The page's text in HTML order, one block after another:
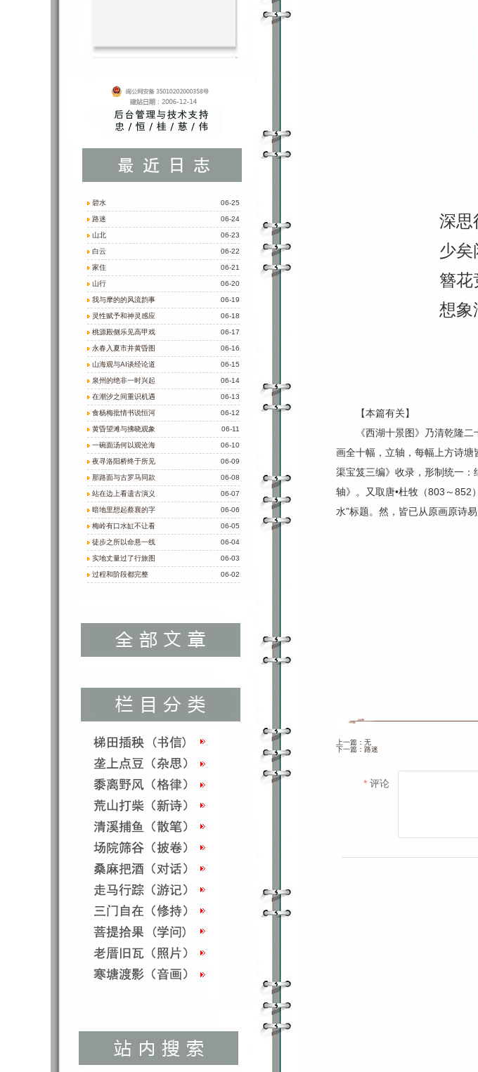
06-25
碧水
06-24
路迷
06-23
山北
06-22
白云
06-21
家住
06-20
山行
06-19
我与摩的的风流韵事
06-18
灵性赋予和神灵感应
06-17
桃源殿侧乐见高甲戏
06-16
永春入夏市井黄昏图
06-15
山海观与AI谈经论道
06-14
泉州的绝非一时兴起
06-13
在潮汐之间重识机遇
06-12
食杨梅批情书说恒河
06-11
黄昏望滩与拂晓观象
06-10
一碗面汤何以观沧海
06-09
夜寻洛阳桥终于所见
06-08
那路面与古罗马同款
06-07
站在边上看遗古演义
06-06
暗地里想起蔡襄的字
06-05
梅岭有口水缸不让看
06-04
徒步之所以命悬一线
06-03
实地丈量过了行旅图
06-02
过程和阶段都完整
深思
少矣
簪花
想象
【本篇有关】
《西湖十景图》乃清乾隆
画全十幅，立轴，每幅上方诗
渠宝笈三编》收录，形制统一
轴》。又取唐•杜牧（803～852
水”标题。然，皆已从原画原诗
上一篇：无
下一篇： 路迷